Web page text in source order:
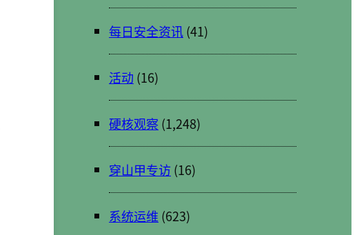
每日安全资讯(41)
活动 (16)
硬核观察 (1,248)
穿山甲专访(16)
系统运维(623)